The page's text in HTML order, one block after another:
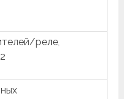
реле,